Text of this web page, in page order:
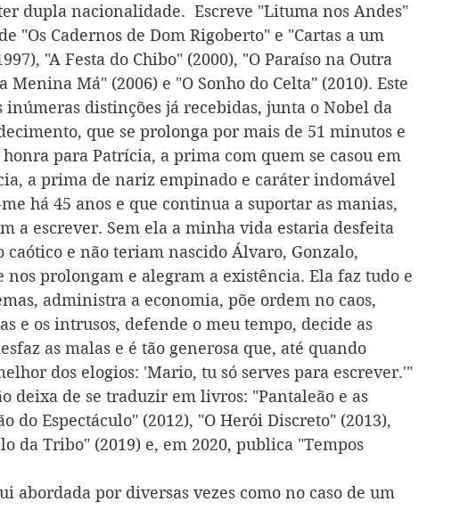
dupla nacionalidade.  Escreve "Lituma nos Andes"
"Os Cadernos de Dom Rigoberto" e "Cartas a um
"A Festa do Chibo" (2000), "O Paraíso na Outra
Menina Má" (2006) e "O Sonho do Celta" (2010). Este
inúmeras distinções já recebidas, junta o Nobel da
que se prolonga por mais de 51 minutos e
para Patrícia, a prima com quem se casou em
a prima de nariz empinado e caráter indomável
há 45 anos e que continua a suportar as manias,
a escrever. Sem ela a minha vida estaria desfeita
e não teriam nascido Álvaro, Gonzalo,
nos prolongam e alegram a existência. Ela faz tudo e
administra a economia, põe ordem no caos,
e os intrusos, defende o meu tempo, decide as
as malas e é tão generosa que, até quando
dos elogios: 'Mario, tu só serves para escrever.'"
deixa de se traduzir em livros: "Pantaleão e as
do Espectáculo" (2012), "O Herói Discreto" (2013),
da Tribo" (2019) e, em 2020, publica "Tempos
abordada por diversas vezes como no caso de um